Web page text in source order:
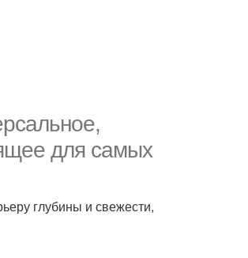
для самых
глубины и свежести,